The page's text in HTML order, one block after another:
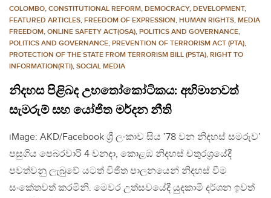
COLOMBO, CONSTITUTIONAL REFORM, DEMOCRACY, DEVELOPMENT,
FEATURED ARTICLES, FREEDOM OF EXPRESSION, HUMAN RIGHTS, MEDIA
FREEDOM, ONLINE SAFETY ACT(OSA), POLITICS AND GOVERNANCE,
POLITICS AND GOVERNANCE, PREVENTION OF TERRORISM ACT (PTA),
PROTECTION OF THE STATE FROM TERRORISM BILL (PSTA), RIGHT TO
INFORMATION(RTI), SOCIAL MEDIA
නිදහස පිළිබද උභතෝකෝටිකය: අභිමානවත්
සැමරුම් සහ යෝජිත මර්දන නීති
iMage: AKD/Facebook ශ්‍රී ලංකාව සිය ’78 වන නිදහස් සමරුව’
පසුගිය පෙබරවාරි 4 වනදා, කොළඹ නිදහස් චතුරශ්‍රයේදී
පවත්වනු ලැබුවේ යටත් විජිත පාලනයෙන් නිදහස් වීම
සංකේතවත් කරමිනි. මෙවර උත්සවයේදී යුදකාමී දර්ශන ඉවත්